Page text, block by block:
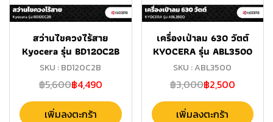
สว่านไขควงไร้สาย
Kyocera รุ่น BD120C2B
SKU : BD120C2B
฿5,600฿4,490
เพิ่มลงตะกร้า
เครื่องเป่าลม 630 วัตต์
KYOCERA รุ่น ABL3500
SKU : ABL3500
฿3,000฿2,500
เพิ่มลงตะกร้า